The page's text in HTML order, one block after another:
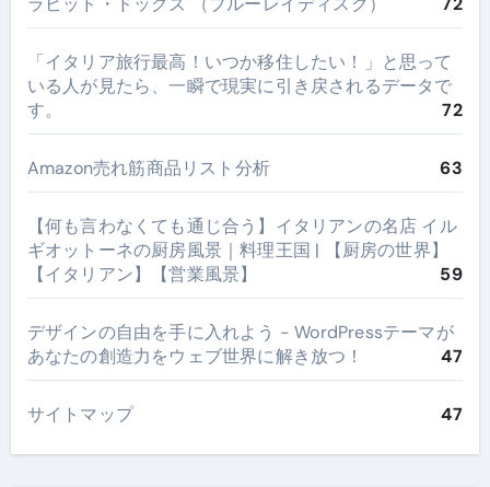
​「イタリア旅行最高！いつか移住したい！」と思って
いる人が見たら、一瞬で現実に引き戻されるデータで
す。
72
Amazon売れ筋商品リスト分析 63
【何も言わなくても通じ合う】イタリアンの名店 イル
ギオットーネの厨房風景｜料理王国 | 【厨房の世界】
【イタリアン】【営業風景】
59
デザインの自由を手に入れよう - WordPressテーマが
あなたの創造力をウェブ世界に解き放つ！
47
サイトマップ 47